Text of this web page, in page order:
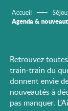
Accueil
Agenda &
Retrouvez
train-train du
donnent envie
nouveautés à
pas manquer.